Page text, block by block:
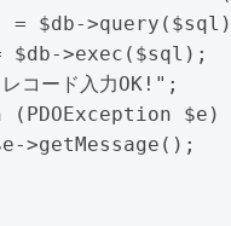
$db-
$db->exec($sql);
コード入力OK!";
$e)
>getMessage();